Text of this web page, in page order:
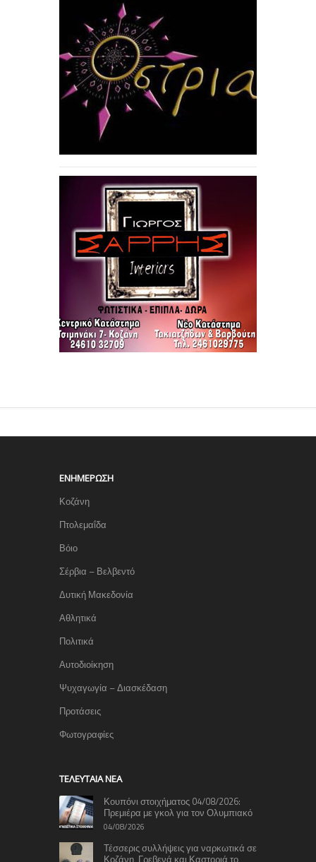
ΕΝΗΜΈΡΩΣΗ
Κοζάνη
Πτολεμαΐδα
Βόιο
Σέρβια – Βελβεντό
Δυτική Μακεδονία
Αθλητικά
Πολιτικά
Αυτοδιοίκηση
Ψυχαγωγία – Διασκέδαση
Προτάσεις
Φωτογραφίες
TΕΛΕΥΤΑΊΑ ΝΈΑ
Κουπόνι στοιχήματος 04/08/2026:
Πρεμιέρα με γκολ για τον Ολυμπιακό
04/08/2026
Τέσσερις συλλήψεις για ναρκωτικά σε